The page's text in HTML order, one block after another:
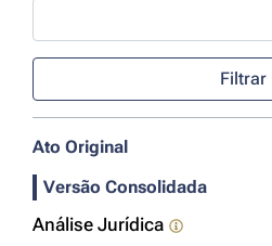
Use a tecla de seta para baixo
Filtrar
Ato Original
Versão Consolidada
Análise Jurídica